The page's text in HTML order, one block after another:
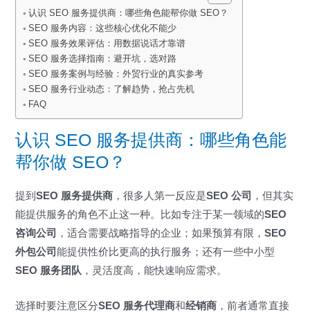
认识 SEO 服务提供商：哪些角色能帮你做 SEO？
SEO 服务内容：这些核心优化不能少
SEO 服务效果评估：用数据说话才靠谱
SEO 服务选择指南：避开坑，选对路
SEO 服务案例与经验：外贸行业的真实参考
SEO 服务行业动态：了解趋势，抢占先机
FAQ
认识 SEO 服务提供商：哪些角色能
帮你做 SEO？
提到SEO 服务提供商 ，很多人第一反应是SEO 公司
，但其实
能提供服务的角色不止这一种。比如专注于某一领域的SEO
咨询公司
，适合需要战略指导的企业；如果预算有限，SEO
外包公司能提供性价比更高的执行服务；还有一些中小型
SEO 服务团队 ，灵活度高，能快速响应需求。
选择时要注意区分SEO 服务代理商和经销商 ，前者通常直接